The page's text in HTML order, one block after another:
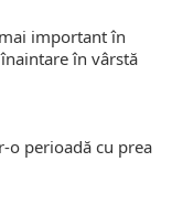
important în
în vârstă
o perioadă cu prea